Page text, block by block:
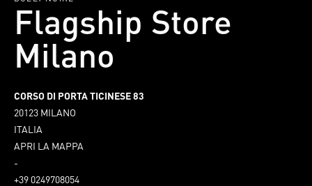
Flagship Store
Milano
CORSO DI PORTA TICINESE 83
20123 MILANO
ITALIA
APRI LA MAPPA
-
+39 0249708054